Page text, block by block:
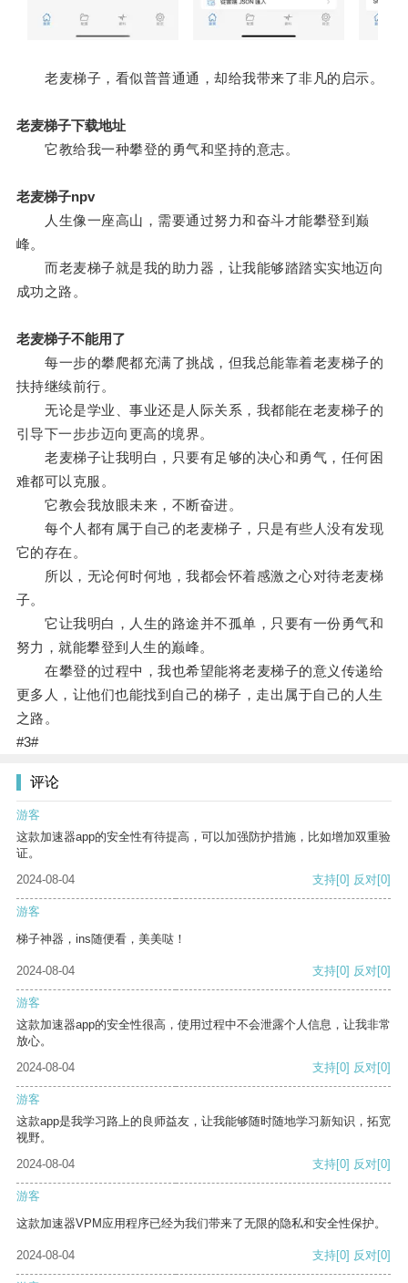
老麦梯子，看似普普通通，却给我带来了非凡的启示。
老麦梯子下载地址
它教给我一种攀登的勇气和坚持的意志。
老麦梯子npv
人生像一座高山，需要通过努力和奋斗才能攀登到巅
峰。
而老麦梯子就是我的助力器，让我能够踏踏实实地迈向
成功之路。
老麦梯子不能用了
每一步的攀爬都充满了挑战，但我总能靠着老麦梯子的
扶持继续前行。
无论是学业、事业还是人际关系，我都能在老麦梯子的
引导下一步步迈向更高的境界。
老麦梯子让我明白，只要有足够的决心和勇气，任何困
难都可以克服。
它教会我放眼未来，不断奋进。
每个人都有属于自己的老麦梯子，只是有些人没有发现
它的存在。
所以，无论何时何地，我都会怀着感激之心对待老麦梯
子。
它让我明白，人生的路途并不孤单，只要有一份勇气和
努力，就能攀登到人生的巅峰。
在攀登的过程中，我也希望能将老麦梯子的意义传递给
更多人，让他们也能找到自己的梯子，走出属于自己的人生
之路。
#3#
评论
游客
这款加速器app的安全性有待提高，可以加强防护措施，比如增加双重验
证。
2024-08-04
支持[0] 反对[0]
游客
梯子神器，ins随便看，美美哒！
2024-08-04 支持[0] 反对[0]
游客
这款加速器app的安全性很高，使用过程中不会泄露个人信息，让我非常
放心。
2024-08-04
支持[0] 反对[0]
游客
这款app是我学习路上的良师益友，让我能够随时随地学习新知识，拓宽
视野。
2024-08-04
支持[0] 反对[0]
游客
这款加速器VPM应用程序已经为我们带来了无限的隐私和安全性保护。
2024-08-04 支持[0] 反对[0]